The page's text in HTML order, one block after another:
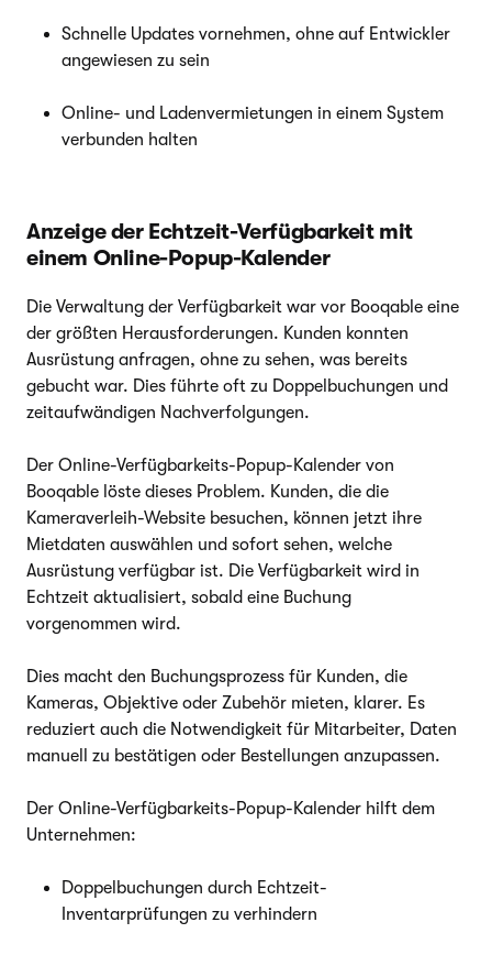
Schnelle Updates vornehmen, ohne auf Entwickler
angewiesen zu sein
Online- und Ladenvermietungen in einem System
verbunden halten
Anzeige der Echtzeit-Verfügbarkeit mit
einem Online-Popup-Kalender
Die Verwaltung der Verfügbarkeit war vor Booqable eine
der größten Herausforderungen. Kunden konnten
Ausrüstung anfragen, ohne zu sehen, was bereits
gebucht war. Dies führte oft zu Doppelbuchungen und
zeitaufwändigen Nachverfolgungen.
Der Online-Verfügbarkeits-Popup-Kalender von
Booqable löste dieses Problem. Kunden, die die
Kameraverleih-Website besuchen, können jetzt ihre
Mietdaten auswählen und sofort sehen, welche
Ausrüstung verfügbar ist. Die Verfügbarkeit wird in
Echtzeit aktualisiert, sobald eine Buchung
vorgenommen wird.
Dies macht den Buchungsprozess für Kunden, die
Kameras, Objektive oder Zubehör mieten, klarer. Es
reduziert auch die Notwendigkeit für Mitarbeiter, Daten
manuell zu bestätigen oder Bestellungen anzupassen.
Der Online-Verfügbarkeits-Popup-Kalender hilft dem
Unternehmen:
Doppelbuchungen durch Echtzeit-
Inventarprüfungen zu verhindern